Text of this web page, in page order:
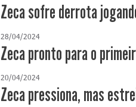
Zeca sofre derrota
28/04/2024
Zeca pronto para o
20/04/2024
Zeca pressiona, mas